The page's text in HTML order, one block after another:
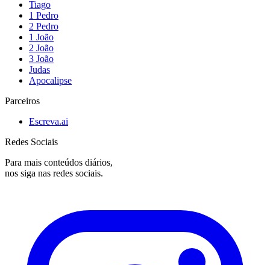
Tiago
1 Pedro
2 Pedro
1 João
2 João
3 João
Judas
Apocalipse
Parceiros
Escreva.ai
Redes Sociais
Para mais conteúdos diários,
nos siga nas redes sociais.